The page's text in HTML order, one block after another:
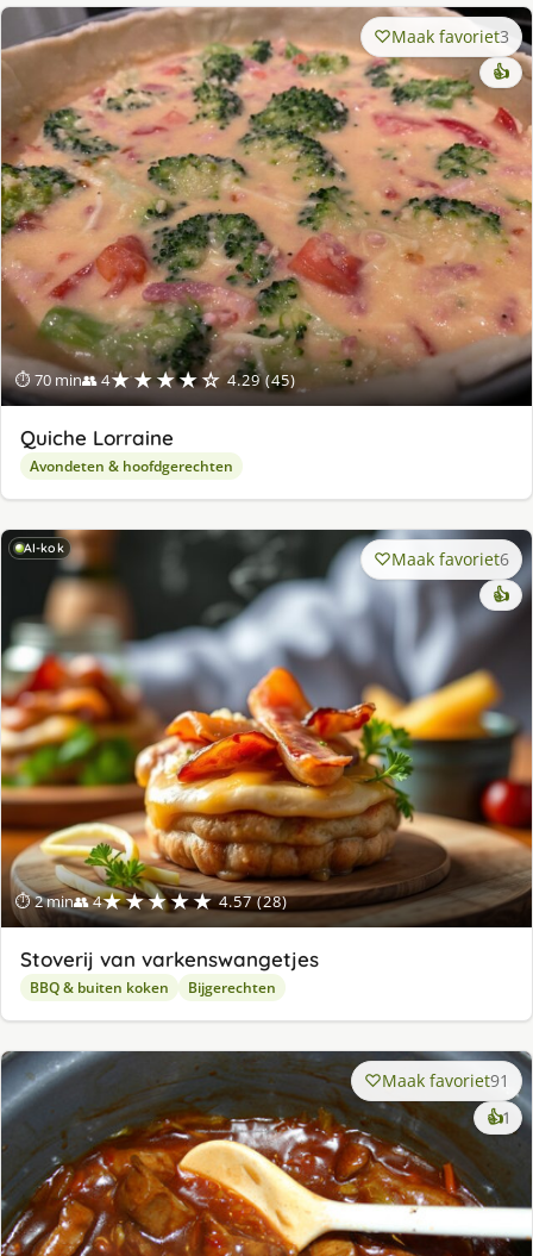
⏱ 70 min👥 4★★★★☆ 4.29 (45)
Maak favoriet3
👍
Quiche Lorraine
Avondeten & hoofdgerechten
AI-kok
⏱ 2 min👥 4★★★★★ 4.57 (28)
Maak favoriet6
👍
Stoverij van varkenswangetjes
BBQ & buiten koken Bijgerechten
Maak favoriet91
👍1